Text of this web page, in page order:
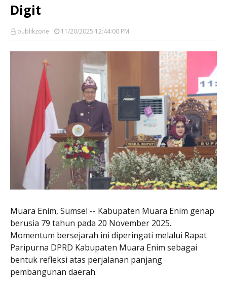
Digit
publikzone 11/20/2025 12:44:00 PM
Muara Enim, Sumsel -- Kabupaten Muara Enim genap
berusia 79 tahun pada 20 November 2025.
Momentum bersejarah ini diperingati melalui Rapat
Paripurna DPRD Kabupaten Muara Enim sebagai
bentuk refleksi atas perjalanan panjang
pembangunan daerah.